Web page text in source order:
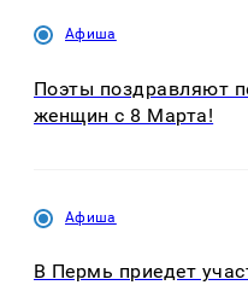
Афиша
Поэты поздравляют
женщин с 8 Марта!
Афиша
В Пермь приедет